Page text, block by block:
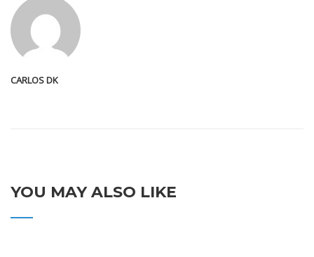
CARLOS DK
YOU MAY ALSO LIKE